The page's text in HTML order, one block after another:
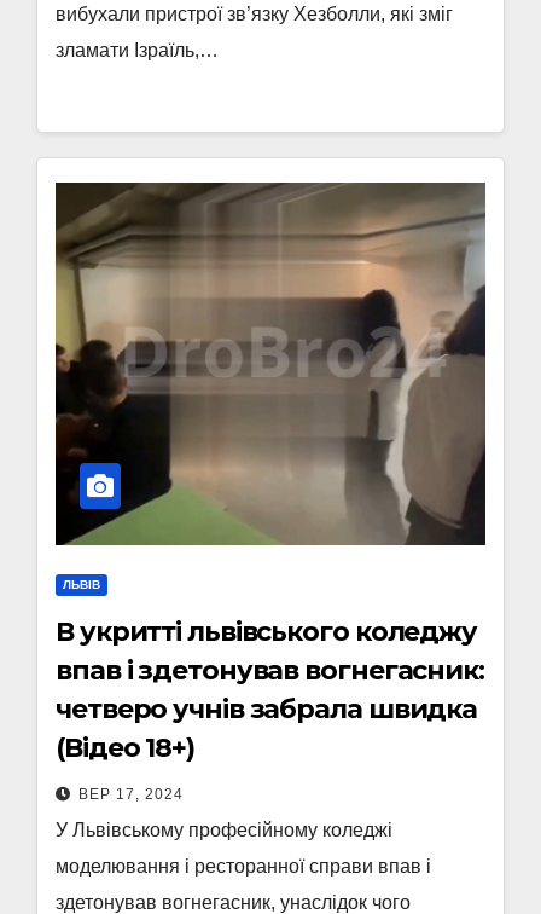
вибухали пристрої зв’язку Хезболли, які зміг
зламати Ізраїль,…
ЛЬВІВ
В укритті львівського коледжу
впав і здетонував вогнегасник:
четверо учнів забрала швидка
(Відео 18+)
ВЕР 17, 2024
У Львівському професійному коледжі
моделювання і ресторанної справи впав і
здетонував вогнегасник, унаслідок чого